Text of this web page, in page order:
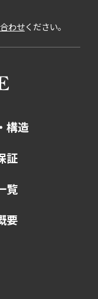
わせください。
構造
証
覧
要